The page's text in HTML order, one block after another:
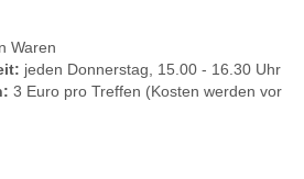
Waren
jeden Donnerstag, 15.00 - 16.30 Uhr
3 Euro pro Treffen (Kosten werden vor